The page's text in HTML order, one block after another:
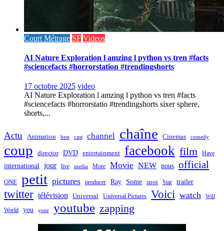
Court Métrage SF Videos
AI Nature Exploration l amzing l python vs tren #facts
#sciencefacts #horrorstation #trendingshorts
17 octobre 2025 video
AI Nature Exploration l amzing l python vs tren #facts
#sciencefacts #horrorstatio #trendingshorts sixer sphere,
shorts,...
Actu Animation best cast channel chaîne Cinemas comedy
coup director DVD entertainment facebook film Have
international jour live media More Movie NEW nous official
ONE petit pictures producer Ray Some spot Star trailer
twitter télévision Universal Universal Pictures Voici watch Will
World you your youtube zapping